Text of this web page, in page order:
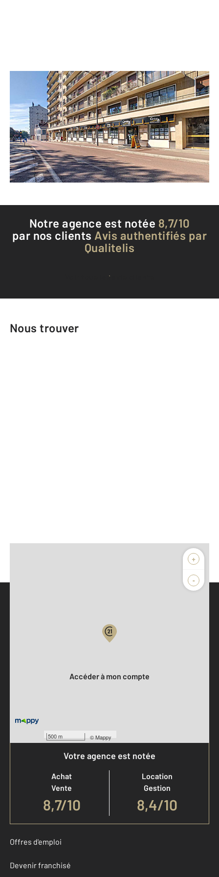
CENTURY 21 Martinot Immobilier
14 boulevard Victor Hugo CS 90121
TROYES - 10000
Envoyer un message
Téléphoner à l'agence
Notre agence est notée 8,7/10
par nos clients Avis authentifiés par
Qualitelis
Voir tous les avis clients
Nous trouver
+
-
500 m ©Mappy
Accéder à mon compte
Votre agence est notée
Achat
Vente
8,7/10
Location
Gestion
8,4/10
Offres d'emploi
Devenir franchisé